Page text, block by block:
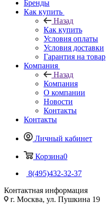
Бренды
Как купить
Назад
Как купить
Условия оплаты
Условия доставки
Гарантия на товар
Компания
Назад
Компания
О компании
Новости
Контакты
Контакты
Личный кабинет
Корзина0
8(495)432-32-37
Контактная информация
г. Москва, ул. Пушкина 19